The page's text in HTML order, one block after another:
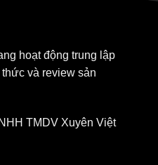
hoạt động trung lập
và review sản
TMDV Xuyên Việt